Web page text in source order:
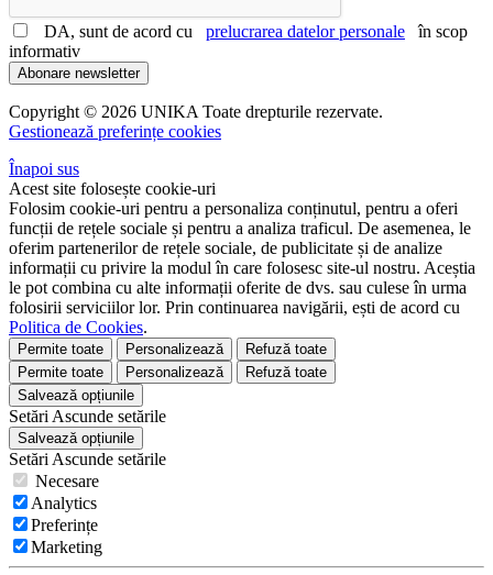
DA, sunt de acord cu prelucrarea datelor personale în scop
informativ
Abonare newsletter
Copyright © 2026 UNIKA Toate drepturile rezervate.
Gestionează preferințe cookies
Înapoi sus
Acest site folosește cookie-uri
Folosim cookie-uri pentru a personaliza conținutul, pentru a oferi
funcții de rețele sociale și pentru a analiza traficul. De asemenea, le
oferim partenerilor de rețele sociale, de publicitate și de analize
informații cu privire la modul în care folosesc site-ul nostru. Aceștia
le pot combina cu alte informații oferite de dvs. sau culese în urma
folosirii serviciilor lor. Prin continuarea navigării, ești de acord cu
Politica de Cookies.
Permite toate Personalizează
Refuză toate
Permite toate
Personalizează
Refuză toate
Salvează opțiunile
Setări Ascunde setările
Salvează opțiunile
Setări Ascunde setările
Necesare
Analytics
Preferințe
Marketing